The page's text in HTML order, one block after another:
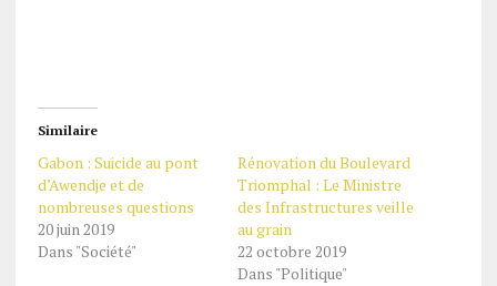
Similaire
Gabon : Suicide au pont
d’Awendje et de
nombreuses questions
20 juin 2019
Dans "Société"
Rénovation du Boulevard
Triomphal : Le Ministre
des Infrastructures veille
au grain
22 octobre 2019
Dans "Politique"